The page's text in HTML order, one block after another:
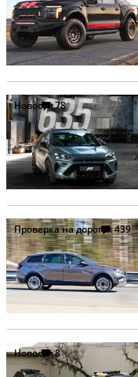
Новости78
Проверка на дорогах439
Новости8